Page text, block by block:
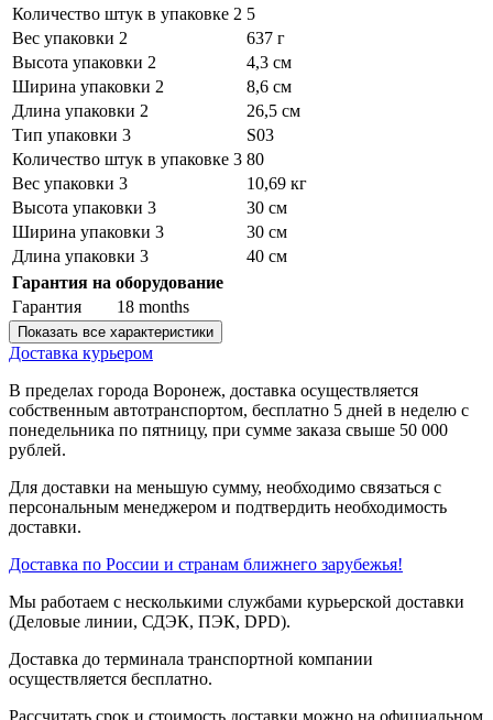
Количество штук в упаковке 2 5
Вес упаковки 2
637 г
Высота упаковки 2
4,3 см
Ширина упаковки 2
8,6 см
Длина упаковки 2
26,5 см
Тип упаковки 3
S03
Количество штук в упаковке 3 80
Вес упаковки 3
10,69 кг
Высота упаковки 3
30 см
Ширина упаковки 3
30 см
Длина упаковки 3
40 см
Гарантия на оборудование
Гарантия
18 months
Показать все характеристики
Доставка курьером
В пределах города Воронеж, доставка осуществляется
собственным автотранспортом, бесплатно 5 дней в неделю с
понедельника по пятницу, при сумме заказа свыше 50 000
рублей.
Для доставки на меньшую сумму, необходимо связаться с
персональным менеджером и подтвердить необходимость
доставки.
Доставка по России и странам ближнего зарубежья!
Мы работаем с несколькими службами курьерской доставки
(Деловые линии, СДЭК, ПЭК, DPD).
Доставка до терминала транспортной компании
осуществляется бесплатно.
Рассчитать срок и стоимость доставки можно на официальном